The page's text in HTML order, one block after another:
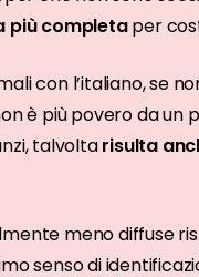
più completaper
con l’italiano, se
è più povero da un
talvoltarisulta
meno diffuse
senso di